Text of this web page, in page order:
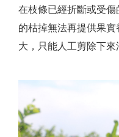
在枝條已經折斷或受
的枯掉無法再提供果
大，只能人工剪除下來